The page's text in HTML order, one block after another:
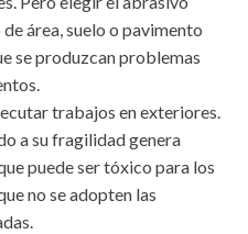
área, suelo o pavimento
se produzcan problemas
trabajos en exteriores.
a su fragilidad genera
puede ser tóxico para los
no se adopten las